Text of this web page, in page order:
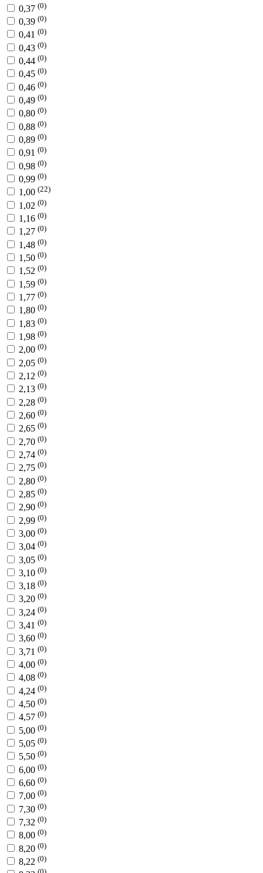
0,37 (0)
0,39 (0)
0,41 (0)
0,43 (0)
0,44 (0)
0,45 (0)
0,46 (0)
0,49 (0)
0,80 (0)
0,88 (0)
0,89 (0)
0,91 (0)
0,98 (0)
0,99 (0)
1,00 (22)
1,02 (0)
1,16 (0)
1,27 (0)
1,48 (0)
1,50 (0)
1,52 (0)
1,59 (0)
1,77 (0)
1,80 (0)
1,83 (0)
1,98 (0)
2,00 (0)
2,05 (0)
2,12 (0)
2,13 (0)
2,28 (0)
2,60 (0)
2,65 (0)
2,70 (0)
2,74 (0)
2,75 (0)
2,80 (0)
2,85 (0)
2,90 (0)
2,99 (0)
3,00 (0)
3,04 (0)
3,05 (0)
3,10 (0)
3,18 (0)
3,20 (0)
3,24 (0)
3,41 (0)
3,60 (0)
3,71 (0)
4,00 (0)
4,08 (0)
4,24 (0)
4,50 (0)
4,57 (0)
5,00 (0)
5,05 (0)
5,50 (0)
6,00 (0)
6,60 (0)
7,00 (0)
7,30 (0)
7,32 (0)
8,00 (0)
8,20 (0)
8,22 (0)